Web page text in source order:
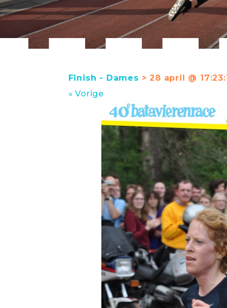
Finish - Dames > 28 april @
« Vorige